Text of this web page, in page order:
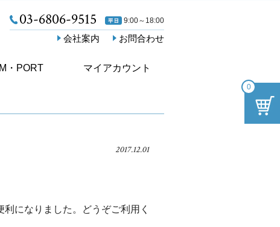
0
03-6806-9515 9:00～18:00
会社案内 お問合わせ
・PORT マイアカウント
2017.12.01
になりました。どうぞご利用く